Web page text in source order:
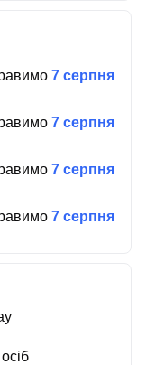
7 серпня
7 серпня
7 серпня
7 серпня